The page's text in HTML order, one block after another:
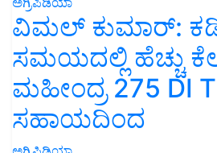
ವಿಮಲ್ ಕುಮಾರ್:
ಸಮಯದಲ್ಲಿ ಹೆಚ್ಚು
ಮಹೀಂದ್ರ 275 DI
ಸಹಾಯದಿಂದ